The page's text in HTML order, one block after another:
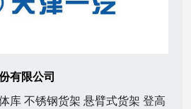
有限公司
库 不锈钢货架 悬臂式货架 登高